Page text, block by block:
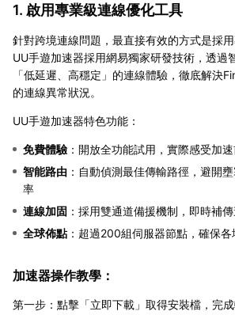
1. 啟用專業級連線優化工具
針對跨境連線問題，最直接有效的方式是採用
UU手遊加速器採用網易獨家研發技術，透過
「低延遲、高穩定」的連線體驗，徹底解決
的連線異常狀況。
UU手遊加速器特色功能：
免費體驗 ：開放全功能試用，實際感受加
智能路由 ：自動偵測最佳傳輸路徑，避開
率
連線加固 ：採用雙通道備援機制，即時補
全球佈點：超過200組伺服器節點，確保各
加速器操作教學：
第一步：點擊「立即下載」取得安裝檔，完